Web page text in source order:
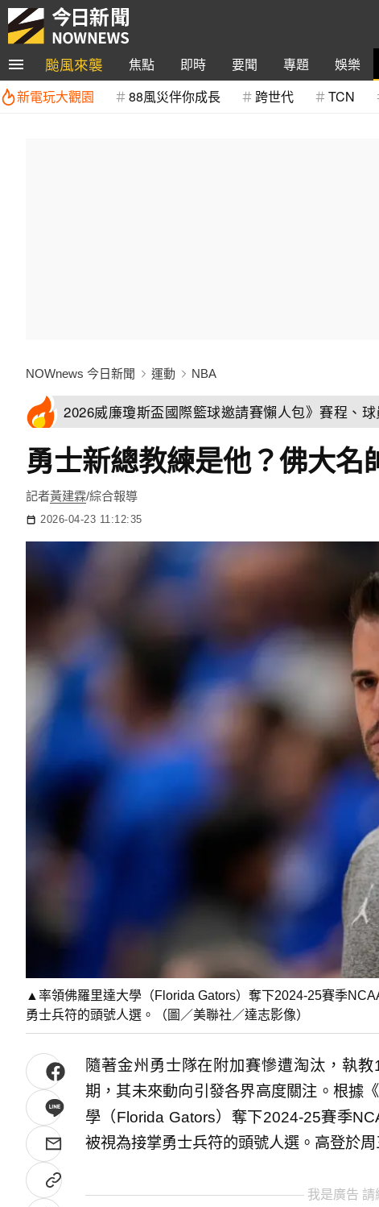
颱風來襲 焦點 即時 要聞 專題 娛樂
新電玩大觀園
88風災伴你成長 跨世代 TCN
NOWnews 今日新聞 運動 NBA
2026威廉瓊斯盃國際籃球邀請賽懶人包》賽程、
勇士新總教練是他？佛大
記者黃建霖/綜合報導
2026-04-23 11:12:35
▲率領佛羅里達大學（Florida Gators）奪下2024-25賽季
勇士兵符的頭號人選。（圖／美聯社／達志影像）
隨著金州勇士隊在附加賽慘遭淘汰，執
期，其未來動向引發各界高度關注。根據
學（Florida Gators）奪下2024-25賽季
被視為接掌勇士兵符的頭號人選。高登於
我是廣告 請